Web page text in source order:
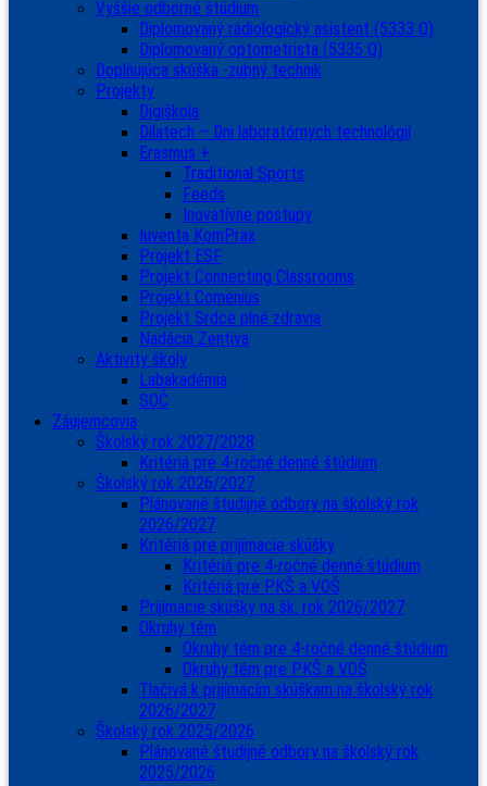
Vyššie odborné štúdium
Diplomovaný rádiologický asistent (5333 Q)
Diplomovaný optometrista (5335 Q)
Doplňujúca skúška -zubný technik
Projekty
Digiškola
Dilatech – Dni laboratórnych technológií
Erasmus +
Traditional Sports
Feeds
Inovatívne postupy
Iuventa KomPrax
Projekt ESF
Projekt Connecting Classrooms
Projekt Comenius
Projekt Srdce plné zdravia
Nadácia Zentiva
Aktivity školy
Labakadémia
SOČ
Záujemcovia
Školský rok 2027/2028
Kritériá pre 4-ročné denné štúdium
Školský rok 2026/2027
Plánované študijné odbory na školský rok
2026/2027
Kritériá pre prijímacie skúšky
Kritériá pre 4-ročné denné štúdium
Kritériá pre PKŠ a VOŠ
Prijímacie skúšky na šk. rok 2026/2027
Okruhy tém
Okruhy tém pre 4-ročné denné štúdium
Okruhy tém pre PKŠ a VOŠ
Tlačivá k prijímacím skúškam na školský rok
2026/2027
Školský rok 2025/2026
Plánované študijné odbory na školský rok
2025/2026